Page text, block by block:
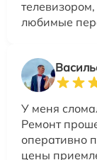
любимые
У меня
Ремонт
оперативно
цены